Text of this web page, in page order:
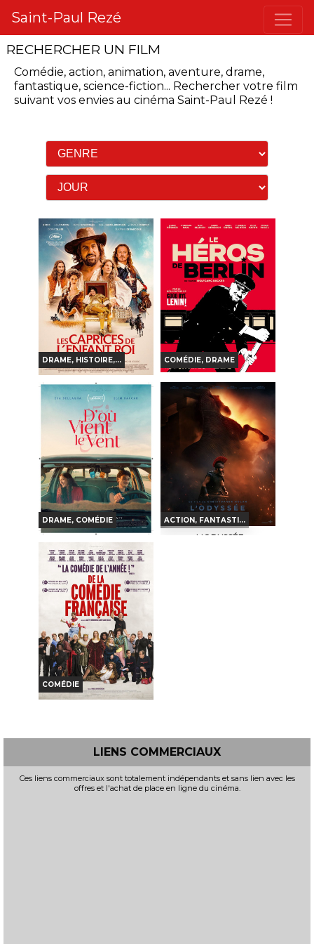
Saint-Paul Rezé
RECHERCHER UN FILM
Comédie, action, animation, aventure, drame,
fantastique, science-fiction... Rechercher votre film
suivant vos envies au cinéma Saint-Paul Rezé !
DRAME, HISTOIRE,...
LES CAPRICES DE
L'ENFANT ROI
Horaires et Infos
Bande-annonce
Réservation
TOUT PUBLIC VF
COMÉDIE, DRAME
LE HÉROS DE BERLIN
Horaires et Infos
Bande-annonce
Réservation
TOUT PUBLIC VO
DRAME, COMÉDIE
D'OÙ VIENT LE VENT
Horaires et Infos
Bande-annonce
Réservation
TOUT PUBLIC VO
ACTION, FANTASTI...
L'ODYSSÉE
COMÉDIE
Horaires et Infos
Bande-annonce
LIENS COMMERCIAUX
Ces liens commerciaux sont totalement indépendants et sans lien avec les
offres et l'achat de place en ligne du cinéma.